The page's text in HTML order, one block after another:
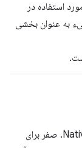
استفاده در
به عنوان بخشی
پورت اشکال‌زدایی برای فرآیندهای Native Client. صفر برای